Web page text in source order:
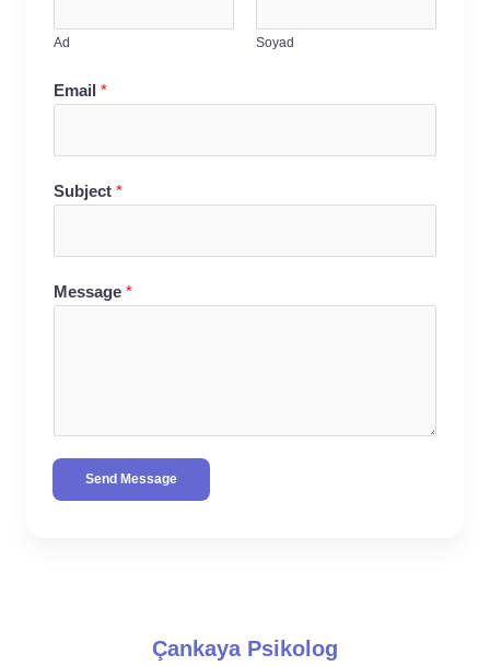
Ad Soyad
Email *
Subject *
Message *
Send Message
Çankaya Psikolog